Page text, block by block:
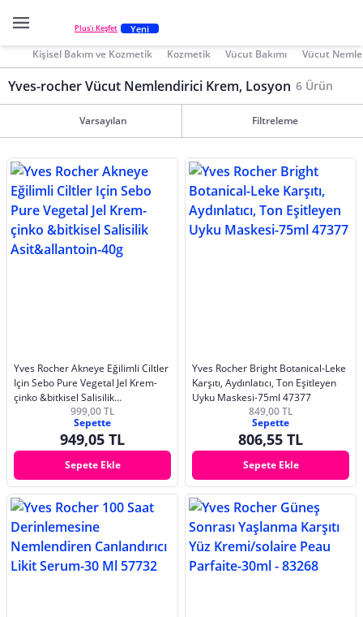
Plus'ı Keşfet Yeni
Kişisel Bakım ve Kozmetik Kozmetik Vücut Bakımı Vücut
Yves-rocher Vücut Nemlendirici Krem, Losyon 6 Ürün
Varsayılan Filtreleme
Yves Rocher Akneye Eğilimli Ciltler
Için Sebo Pure Vegetal Jel Krem-
çinko &bitkisel Salisilik
Asit&allantoin-40g
999,00 TL
Sepette
949,05 TL
Sepete Ekle
Yves Rocher Bright Botanical-Leke
Karşıtı, Aydınlatıcı, Ton Eşitleyen
Uyku Maskesi-75ml 47377
849,00 TL
Sepette
806,55 TL
Sepete Ekle